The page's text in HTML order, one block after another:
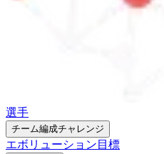
選手
チーム編成チャレンジ
エボリューション 目標